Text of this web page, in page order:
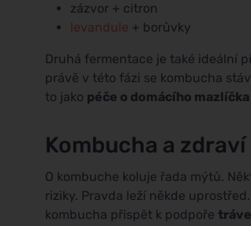
zázvor + citron
levandule + borůvky
Druhá fermentace je také ideální
právě v této fázi se kombucha
to jako péče o domácího mazlíčka
Kombucha a zdraví
O kombuche koluje řada mýtů.
riziky. Pravda leží někde
kombucha přispět k podpoře